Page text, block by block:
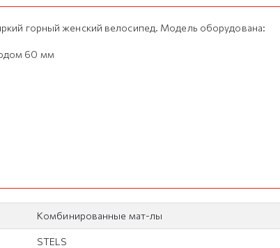
горный женский велосипед. Модель оборудована:
60 мм
Комбинированные мат-лы
STELS